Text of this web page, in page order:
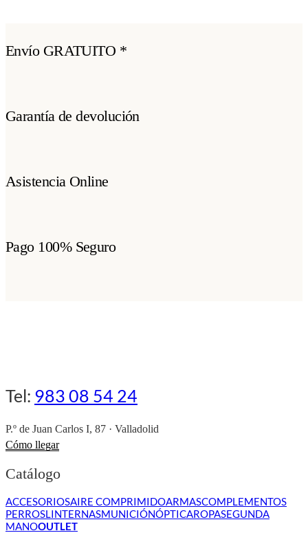
Envío GRATUITO *
Garantía de devolución
Asistencia Online
Pago 100% Seguro
Tel: 983 08 54 24
P.º de Juan Carlos I, 87 · Valladolid
Cómo llegar
Catálogo
ACCESORIOSAIRE COMPRIMIDOARMASCOMPLEMENTOS
PERROSLINTERNASMUNICIÓNÓPTICAROPASEGUNDA
MANOOUTLET